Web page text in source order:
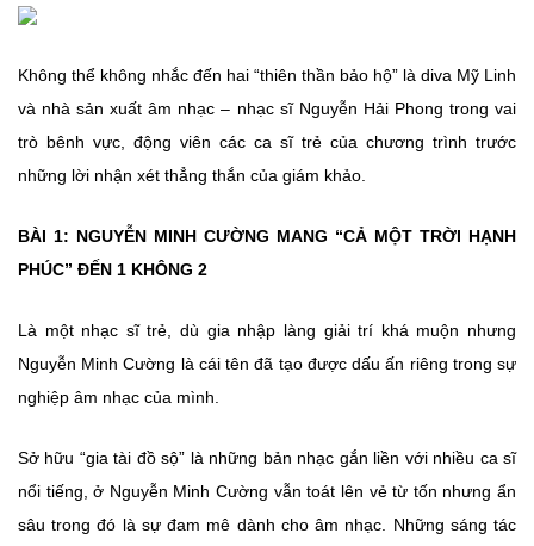
Không thể không nhắc đến hai “thiên thần bảo hộ” là diva Mỹ Linh
và nhà sản xuất âm nhạc – nhạc sĩ Nguyễn Hải Phong trong vai
trò bênh vực, động viên các ca sĩ trẻ của chương trình trước
những lời nhận xét thẳng thắn của giám khảo.
BÀI 1: NGUYỄN MINH CƯỜNG MANG “CẢ MỘT TRỜI HẠNH
PHÚC” ĐẾN 1 KHÔNG 2
Là một nhạc sĩ trẻ, dù gia nhập làng giải trí khá muộn nhưng
Nguyễn Minh Cường là cái tên đã tạo được dấu ấn riêng trong sự
nghiệp âm nhạc của mình.
Sở hữu “gia tài đồ sộ” là những bản nhạc gắn liền với nhiều ca sĩ
nổi tiếng, ở Nguyễn Minh Cường vẫn toát lên vẻ từ tốn nhưng ẩn
sâu trong đó là sự đam mê dành cho âm nhạc. Những sáng tác